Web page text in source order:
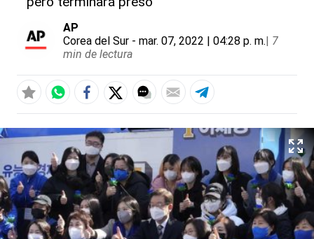
AP
Corea del Sur - mar. 07, 2022 | 04:28 p. m.| 7
min de lectura